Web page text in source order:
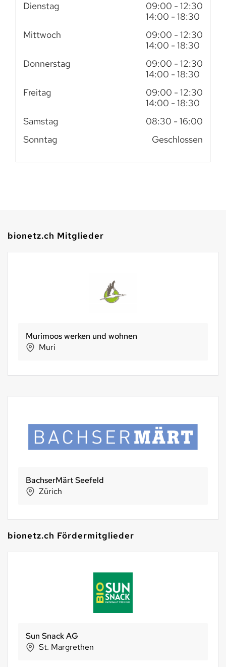
Dienstag 09:00 - 12:30
14:00 - 18:30
Mittwoch
09:00 - 12:30
14:00 - 18:30
Donnerstag
09:00 - 12:30
14:00 - 18:30
Freitag
09:00 - 12:30
14:00 - 18:30
Samstag
08:30 - 16:00
Sonntag
Geschlossen
bionetz.ch Mitglieder
werken und wohnen
BachserMärt Seefeld
Zürich
bionetz.ch Fördermitglieder
Sun Snack AG
St. Margrethen